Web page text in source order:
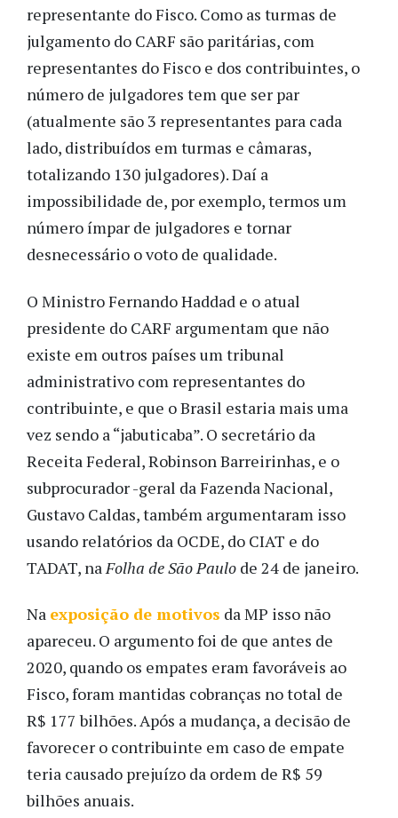
representante do Fisco. Como as turmas de
julgamento do CARF são paritárias, com
representantes do Fisco e dos contribuintes, o
número de julgadores tem que ser par
(atualmente são 3 representantes para cada
lado, distribuídos em turmas e câmaras,
totalizando 130 julgadores). Daí a
impossibilidade de, por exemplo, termos um
número ímpar de julgadores e tornar
desnecessário o voto de qualidade.
O Ministro Fernando Haddad e o atual
presidente do CARF argumentam que não
existe em outros países um tribunal
administrativo com representantes do
contribuinte, e que o Brasil estaria mais uma
vez sendo a “jabuticaba”. O secretário da
Receita Federal, Robinson Barreirinhas, e o
subprocurador -geral da Fazenda Nacional,
Gustavo Caldas, também argumentaram isso
usando relatórios da OCDE, do CIAT e do
TADAT, naFolha de São Paulo de 24 de janeiro.
Na exposição de motivos da MP isso não
apareceu. O argumento foi de que antes de
2020, quando os empates eram favoráveis ao
Fisco, foram mantidas cobranças no total de
R$ 177 bilhões. Após a mudança, a decisão de
favorecer o contribuinte em caso de empate
teria causado prejuízo da ordem de R$ 59
bilhões anuais.